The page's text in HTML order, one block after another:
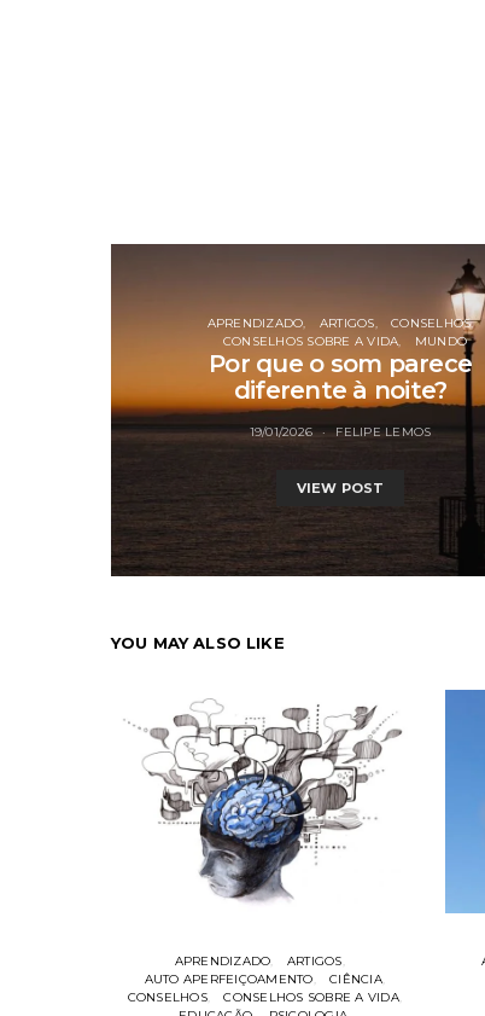
APRENDIZADO ARTIGOS
CONSELHOS
CONSELHOS SOBRE A VIDA
MUNDO
Por que o som parece
diferente à noite?
19/01/2026 FELIPE LEMOS
VIEW POST
YOU MAY ALSO LIKE
APRENDIZADO
ARTIGOS
AUTO APERFEIÇOAMENTO
CIÊNCIA
CONSELHOS
CONSELHOS SOBRE A VIDA